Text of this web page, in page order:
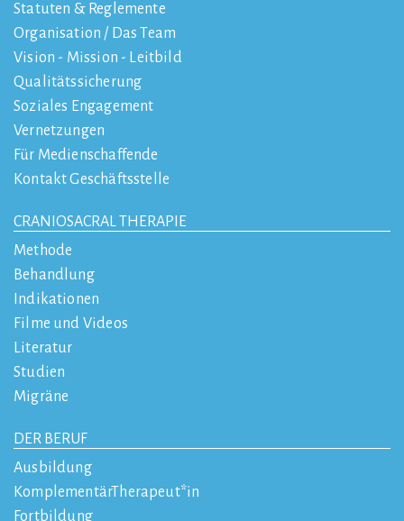
Statuten & Reglemente
Organisation / Das Team
Vision - Mission - Leitbild
Qualitätssicherung
Soziales Engagement
Vernetzungen
Für Medienschaffende
Kontakt Geschäftsstelle
CRANIOSACRAL THERAPIE
Methode
Behandlung
Indikationen
Filme und Videos
Literatur
Studien
Migräne
DER BERUF
Ausbildung
KomplementärTherapeut*in
Fortbildung